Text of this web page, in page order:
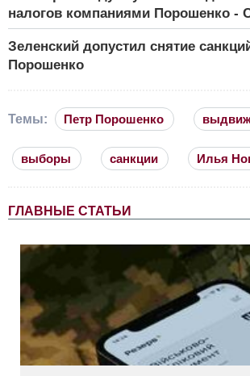
налогов компаниями Порошенко -
Зеленский допустил снятие
Порошенко
Темы: Петр Порошенко
выборы санкции Илья
ГЛАВНЫЕ СТАТЬИ